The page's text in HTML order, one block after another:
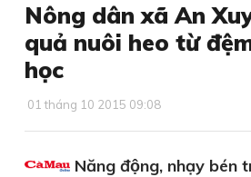
Nông dân xã An
quả nuôi heo từ
học
01 tháng 10 2015 09:08
Năng động, nhạy bén